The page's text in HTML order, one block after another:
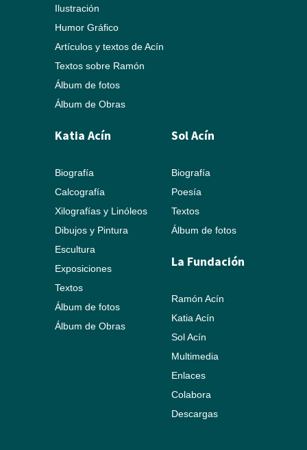
Ilustración
Humor Gráfico
Artículos y textos de Acín
Textos sobre Ramón
Álbum de fotos
Álbum de Obras
Katia Acín
Biografía
Calcografía
Xilografías y Linóleos
Dibujos y Pintura
Escultura
Exposiciones
Textos
Álbum de fotos
Álbum de Obras
Sol Acín
Biografía
Poesía
Textos
Álbum de fotos
La Fundación
Ramón Acín
Katia Acín
Sol Acín
Multimedia
Enlaces
Colabora
Descargas